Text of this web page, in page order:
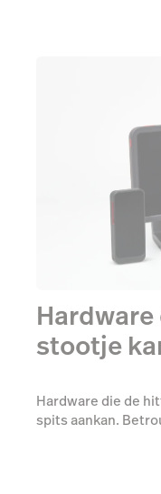
Hardware
stootje
Hardware die de
spits aankan.